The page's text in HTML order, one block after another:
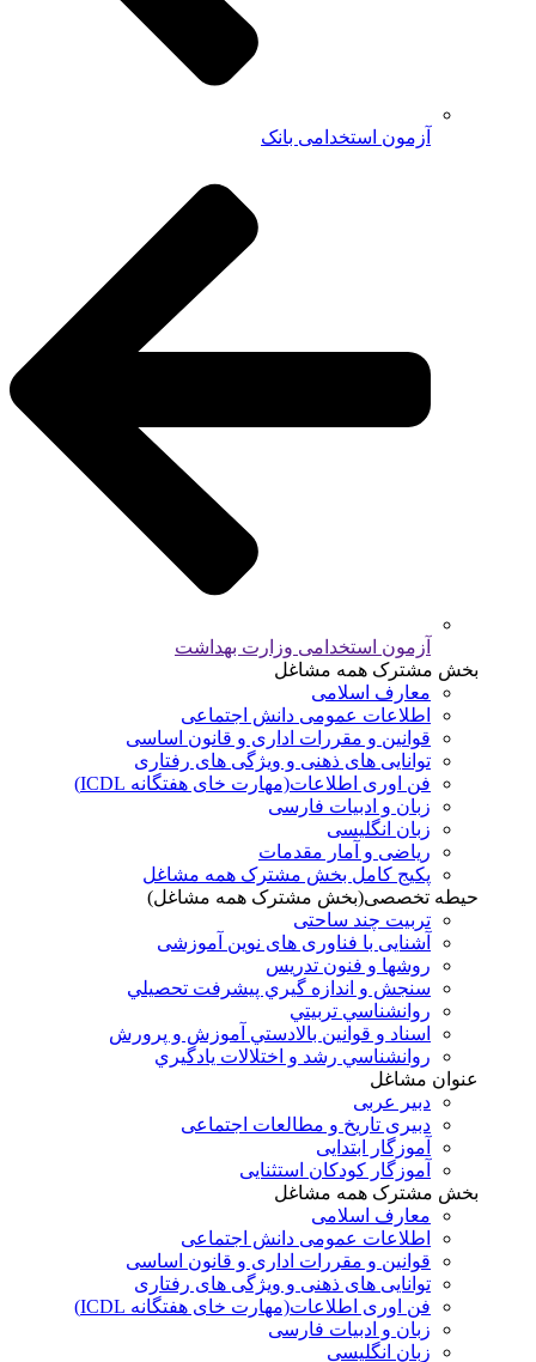
آزمون استخدامی بانک
آزمون استخدامی وزارت بهداشت
بخش مشترک همه مشاغل
معارف اسلامی
اطلاعات عمومی دانش اجتماعی
قوانین و مقررات اداری و قانون اساسی
توانایی های ذهنی و ویژگی های رفتاری
فن اوری اطلاعات(مهارت خای هفتگانه ICDL)
زبان و ادبیات فارسی
زبان انگلیسی
ریاضی و آمار مقدمات
پکیج کامل بخش مشترک همه مشاغل
حیطه تخصصی(بخش مشترک همه مشاغل)
تربیت چند ساحتی
آشنایی با فناوری های نوین آموزشی
روشها و فنون تدريس
سنجش و اندازه گيري پيشرفت تحصيلي
روانشناسي تربيتي
اسناد و قوانين بالادستي آموزش و پرورش
روانشناسي رشد و اختلالات يادگيري
عنوان مشاغل
دبير عربی
دبیری تاریخ و مطالعات اجتماعی
آموزگار ابتدایی
آموزگار کودکان استثنایی
بخش مشترک همه مشاغل
معارف اسلامی
اطلاعات عمومی دانش اجتماعی
قوانین و مقررات اداری و قانون اساسی
توانایی های ذهنی و ویژگی های رفتاری
فن اوری اطلاعات(مهارت خای هفتگانه ICDL)
زبان و ادبیات فارسی
زبان انگلیسی